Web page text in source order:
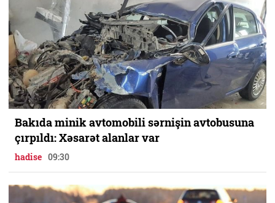
Bakıda minik avtomobili sərnişin avtobusuna
çırpıldı: Xəsarət alanlar var
hadise 09:30